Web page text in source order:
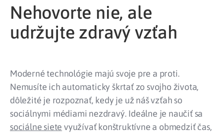
Nehovorte nie, ale
udržujte zdravý vzťah
Moderné technológie majú svoje pre a proti.
Nemusíte ich automaticky škrtať zo svojho života,
dôležité je rozpoznať, kedy je už náš vzťah so
sociálnymi médiami nezdravý. Ideálne je naučiť sa
sociálne siete využívať konštruktívne a obmedziť čas,